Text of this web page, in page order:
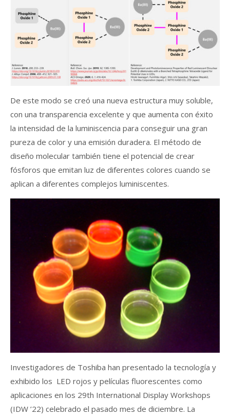
De este modo se creó una nueva estructura muy soluble,
con una transparencia excelente y que aumenta con éxito
la intensidad de la luminiscencia para conseguir una gran
pureza de color y una emisión duradera. El método de
diseño molecular también tiene el potencial de crear
fósforos que emitan luz de diferentes colores cuando se
aplican a diferentes complejos luminiscentes.
Investigadores de Toshiba han presentado la tecnología y
exhibido los LED rojos y películas fluorescentes como
aplicaciones en los 29th International Display Workshops
(IDW ’22) celebrado el pasado mes de diciembre. La